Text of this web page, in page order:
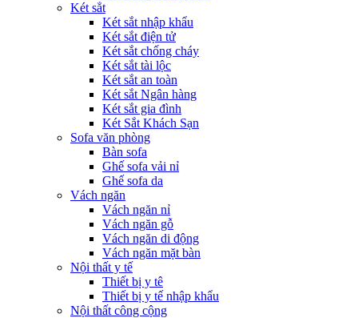
Két sẳt
Két sắt nhập khẩu
Két sắt điện tử
Két sắt chống cháy
Két sắt tài lộc
Két sắt an toàn
Két sắt Ngân hàng
Két sắt gia đình
Két Sắt Khách Sạn
Sofa văn phòng
Bàn sofa
Ghế sofa vải nỉ
Ghế sofa da
Vách ngăn
Vách ngăn nỉ
Vách ngăn gỗ
Vách ngăn di động
Vách ngăn mặt bàn
Nội thất y tế
Thiết bị y tê
Thiết bị y tế nhập khẩu
Nội thất công cộng